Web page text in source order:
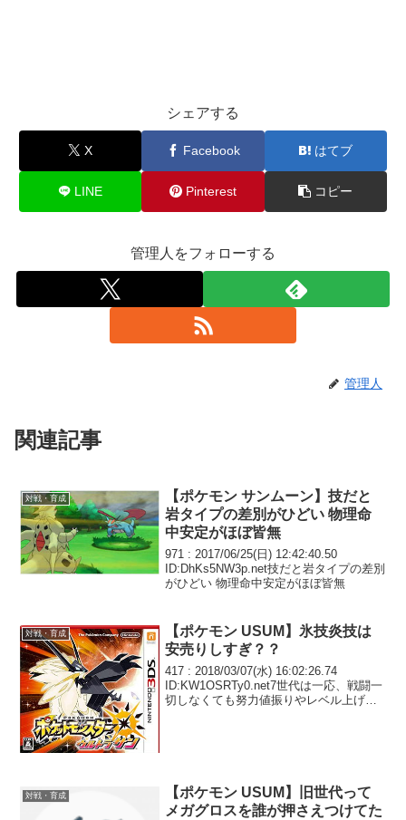
シェアする
X Facebook はてブ
LINE Pinterest コピー
管理人をフォローする
管理人
関連記事
対戦・育成
【ポケモン サンムーン】技だと
岩タイプの差別がひどい 物理命
中安定がほぼ皆無
971 : 2017/06/25(日) 12:42:40.50
ID:DhKs5NW3p.net技だと岩タイプの差別
がひどい 物理命中安定がほぼ皆無
対戦・育成
【ポケモン USUM】氷技炎技は
安売りしすぎ？？
417 : 2018/03/07(水) 16:02:26.74
ID:KW1OSRTy0.net7世代は一応、戦闘一
切しなくても努力値振りやレベル上げで
対戦・育成
【ポケモン USUM】旧世代って
メガグロスを誰が押さえつけてた